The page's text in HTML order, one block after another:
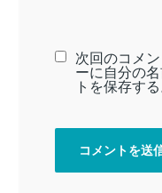
次回のコメ
ーに自分の
トを保存する